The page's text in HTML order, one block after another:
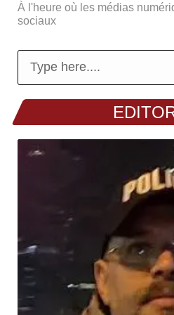
À l'heure où les médias
sociaux